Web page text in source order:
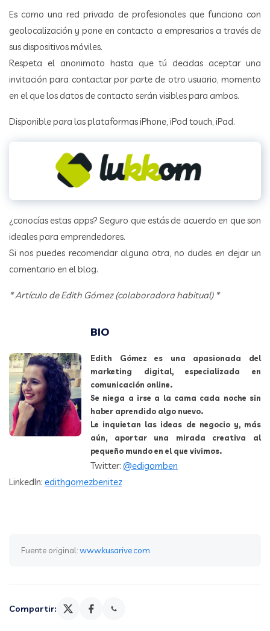
Es como una red privada de profesionales que funciona con
geolocalización y pone en contacto a empresarios a través de
sus dispositivos móviles.
Respeta el anonimato hasta que tú decidas aceptar una
invitación para contactar por parte de otro usuario, momento
en el que los datos de contacto serán visibles para ambos.
Disponible para las plataformas iPhone, iPod touch, iPad.
¿conocías estas apps? Seguro que estás de acuerdo en que son
ideales para emprendedores.
Si nos puedes recomendar alguna otra, no dudes en dejar un
comentario en el blog.
* Artículo de Edith Gómez (colaboradora habitual) *
BIO
Edith Gómez es una apasionada del
marketing digital, especializada en
comunicación online.
Se niega a irse a la cama cada noche sin
haber aprendido algo nuevo.
Le inquietan las ideas de negocio y, más
aún, aportar una mirada creativa al
pequeño mundo en el que vivimos.
Twitter: @edigomben
LinkedIn: edithgomezbenitez
Fuente original:www.kusarive.com
Compartir: